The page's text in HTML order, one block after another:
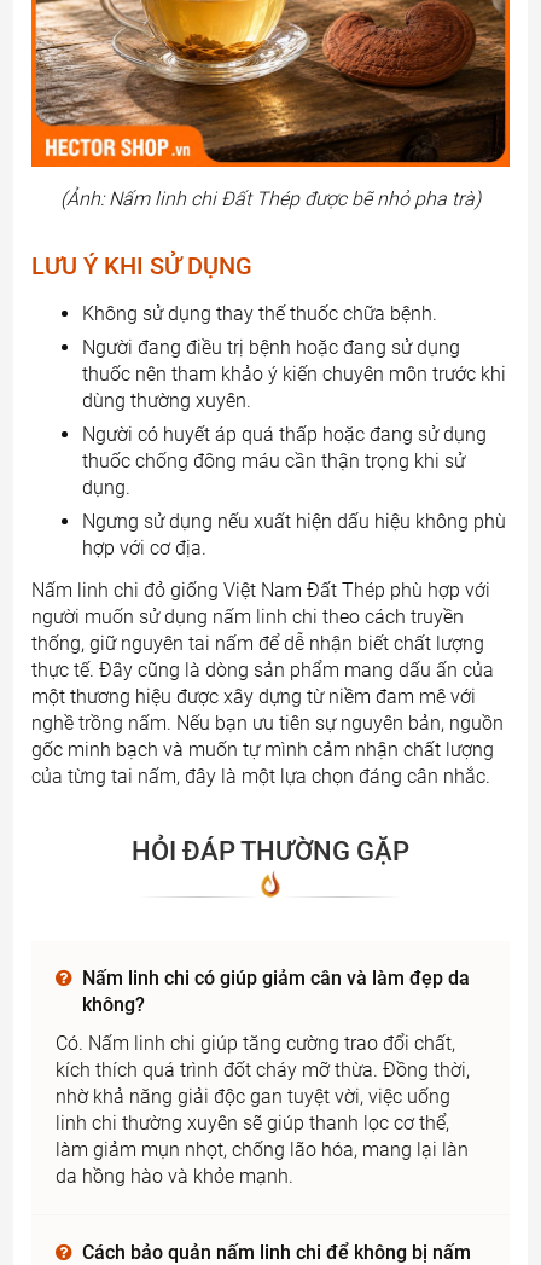
(Ảnh: Nấm linh chi Đất Thép được bẽ nhỏ pha trà)
LƯU Ý KHI SỬ DỤNG
Không sử dụng thay thế thuốc chữa bệnh.
Người đang điều trị bệnh hoặc đang sử dụng
thuốc nên tham khảo ý kiến chuyên môn trước khi
dùng thường xuyên.
Người có huyết áp quá thấp hoặc đang sử dụng
thuốc chống đông máu cần thận trọng khi sử
dụng.
Ngưng sử dụng nếu xuất hiện dấu hiệu không phù
hợp với cơ địa.
Nấm linh chi đỏ giống Việt Nam Đất Thép phù hợp với
người muốn sử dụng nấm linh chi theo cách truyền
thống, giữ nguyên tai nấm để dễ nhận biết chất lượng
thực tế. Đây cũng là dòng sản phẩm mang dấu ấn của
một thương hiệu được xây dựng từ niềm đam mê với
nghề trồng nấm. Nếu bạn ưu tiên sự nguyên bản, nguồn
gốc minh bạch và muốn tự mình cảm nhận chất lượng
của từng tai nấm, đây là một lựa chọn đáng cân nhắc.
HỎI ĐÁP THƯỜNG GẶP
Nấm linh chi có giúp giảm cân và làm đẹp da
không?
Có. Nấm linh chi giúp tăng cường trao đổi chất,
kích thích quá trình đốt cháy mỡ thừa. Đồng thời,
nhờ khả năng giải độc gan tuyệt vời, việc uống
linh chi thường xuyên sẽ giúp thanh lọc cơ thể,
làm giảm mụn nhọt, chống lão hóa, mang lại làn
da hồng hào và khỏe mạnh.
Cách bảo quản nấm linh chi để không bị nấm